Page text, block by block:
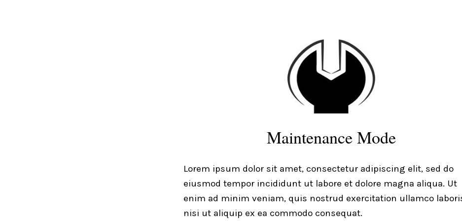
Maintenance Mode
Lorem ipsum dolor sit amet, consectetur adipiscing elit, sed do
eiusmod tempor incididunt ut labore et dolore magna aliqua. Ut
enim ad minim veniam, quis nostrud exercitation ullamco
nisi ut aliquip ex ea commodo consequat.